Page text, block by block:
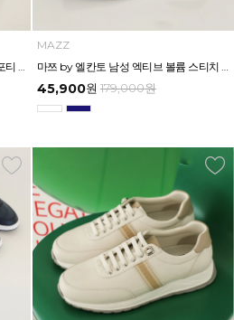
마쯔 by 엘칸토 남성 트레일 패턴 스포티 스니커즈 4cm LCMS51M613
MAZZ
마쯔 by 엘칸토 남성 엑티브 볼륨 스티치 스니커즈 3.5cm LCMS54M613
45,900원 179,000원